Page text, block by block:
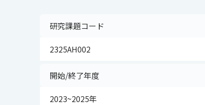
ます）
開きます）
で開きます）
研究課題コード
2325AH002
開始/終了年度
2023~2025年